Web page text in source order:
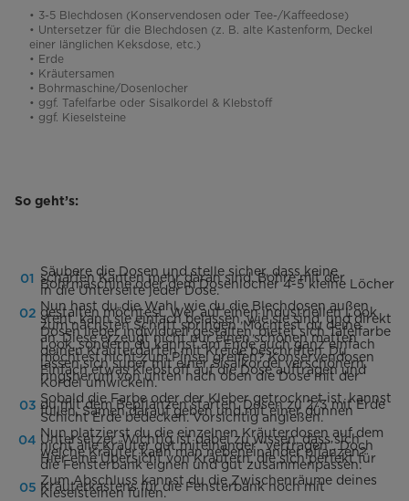
• 3-5 Blechdosen (Konservendosen oder Tee-/Kaffeedose)
• Untersetzer für die Blechdosen (z. B. alte Kastenform, Deckel
einer länglichen Keksdose, etc.)
• Erde
• Kräutersamen
• Bohrmaschine/Dosenlocher
• ggf. Tafelfarbe oder Sisalkordel & Klebstoff
• ggf. Kieselsteine
So geht’s:
Säubere die Dosen und stelle sicher, dass keine
scharfen Kanten mehr daran sind. Bohre mit der
Bohrmaschine oder dem Dosenlocher 4-5 kleine Löcher
in die Unterseite jeder Dose.
Nun hast du die Wahl, wie du die Blechdosen außen
gestalten möchtest. Wer auf einen industriellen Look
steht, kann sie einfach belassen, wie sie sind, und direkt
zum nächsten Schritt springen. Möchtest du deine
Dosen lieber individuell gestalten, bietet sich Tafelfarbe
an. Diese erzeugt nicht nur einen schönen matten
Look, sondern du kannst am Ende auch ganz einfach
deinen Kräutergarten mit Kreide beschriften. Du
möchtest nicht zum Pinsel greifen? Konservendosen
lassen sich super mit einer Sisalkordel verschönern.
Einfach etwas Klebstoff auf die Dose auftragen und
ringsherum von unten nach oben die Dose mit der
Kordel umwickeln.
Sobald die Farbe oder der Kleber getrocknet ist, kannst
du mit dem Bepflanzen starten. Dosen zu 2/3 mit Erde
füllen, Samen darauf geben und mit einer dünnen
Schicht Erde bedecken. Vorsichtig angießen.
Nun platzierst du die einzelnen Kräuterdosen auf dem
Untersetzer. Wichtig ist dabei zu wissen, dass sich
nicht alle Kräuter gut miteinander “vertragen”. Doch
welche Kräuter kann man nebeneinander pflanzen?
Hier eine Übersicht von Kräutern, die sich perfekt für
die Fensterbank eignen und gut zusammenpassen:
Zum Abschluss kannst du die Zwischenräume deines
Kräuterkastens für die Fensterbank noch mit
Kieselsteinen füllen.